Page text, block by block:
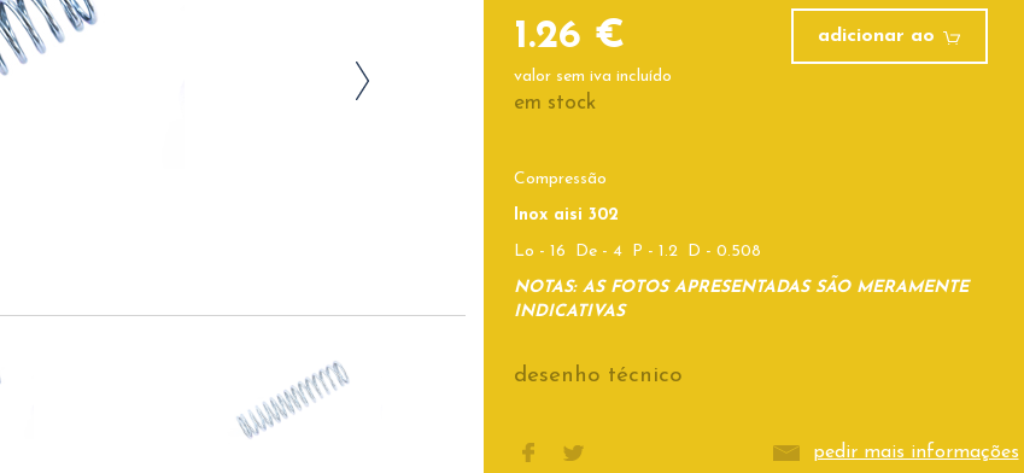
1.26 €
valor sem iva incluído
em stock
adicionar ao
Compressão
Inox aisi 302
Lo - 16 De - 4 P - 1.2 D - 0.508
NOTAS: AS FOTOS APRESENTADAS SÃO MERAMENTE
INDICATIVAS
desenho técnico
pedir mais informações